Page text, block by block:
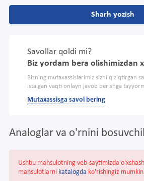
Sharh yozish
Savollar qoldi mi?
Biz yordam bera olishimizdan
Bizning mutaxassislarimiz sizni qiziqtirgan
istalgan vaqti onlayn javob berishga
Mutaxassisga savol bering
Analoglar va o'rnini
Ushbu mahsulotning veb-saytimizda
mahsulotlarni katalogda ko'rishingiz